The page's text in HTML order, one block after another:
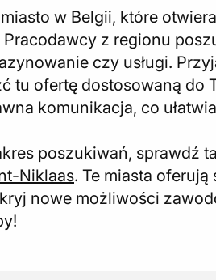
w Belgii, które
z regionu
czy usługi.
tu ofertę dostosowaną
komunikacja, co
poszukiwań, sprawdź
Niklaas. Te miasta
nowe możliwości